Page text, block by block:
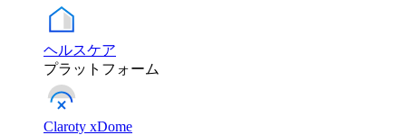
ヘルスケア
プラットフォーム
Claroty xDome